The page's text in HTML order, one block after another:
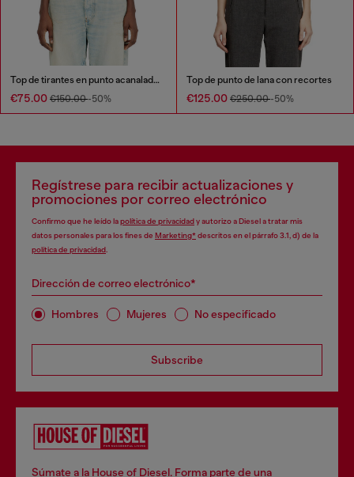
Top de tirantes en punto acanalado con capas
€75.00 €150.00-50%
Top de punto de lana con recortes
€125.00 €250.00-50%
Regístrese para recibir actualizaciones y
promociones por correo electrónico
Confirmo que he leído lapolítica de privacidady autorizo a Diesel a tratar mis
datos personales para los fines de Marketing*descritos en el párrafo 3.1, d) de la
política de privacidad
Dirección de correo electrónico*
Hombres Mujeres No especificado
Subscribe
Súmate a la House of Diesel. Forma parte de una